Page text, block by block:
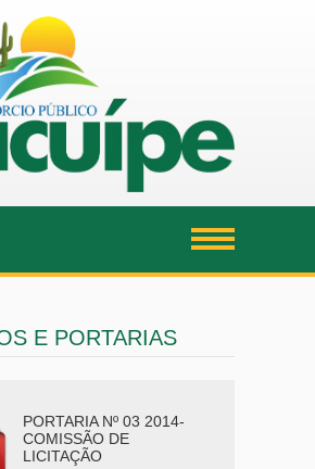
E PORTARIAS
PORTARIA Nº 03 2014-
COMISSÃO DE
LICITAÇÃO